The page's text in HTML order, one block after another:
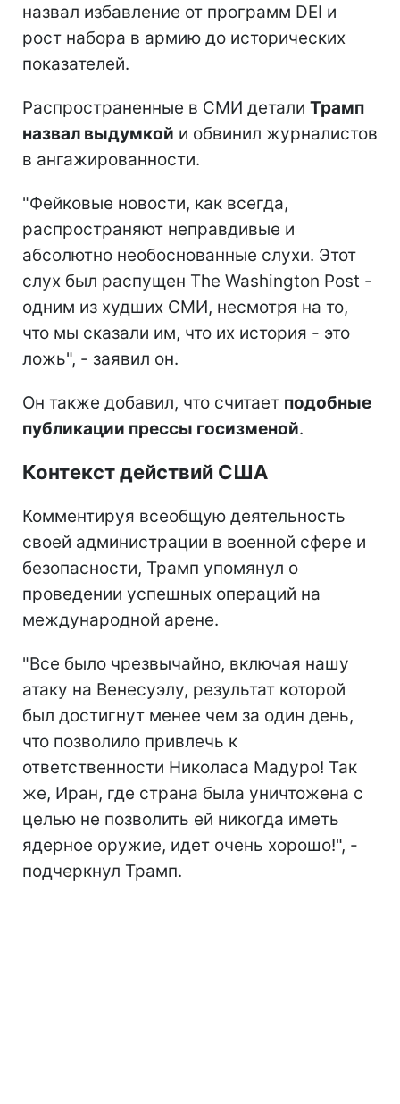
назвал избавление от программ DEI и
рост набора в армию до исторических
показателей.
Распространенные в СМИ детали Трамп
назвал выдумкой и обвинил журналистов
в ангажированности.
"Фейковые новости, как всегда,
распространяют неправдивые и
абсолютно необоснованные слухи. Этот
слух был распущен The Washington Post -
одним из худших СМИ, несмотря на то,
что мы сказали им, что их история - это
ложь", - заявил он.
Он также добавил, что считает подобные
публикации прессы госизменой.
Контекст действий США
Комментируя всеобщую деятельность
своей администрации в военной сфере и
безопасности, Трамп упомянул о
проведении успешных операций на
международной арене.
"Все было чрезвычайно, включая нашу
атаку на Венесуэлу, результат которой
был достигнут менее чем за один день,
что позволило привлечь к
ответственности Николаса Мадуро! Так
же, Иран, где страна была уничтожена с
целью не позволить ей никогда иметь
ядерное оружие, идет очень хорошо!", -
подчеркнул Трамп.